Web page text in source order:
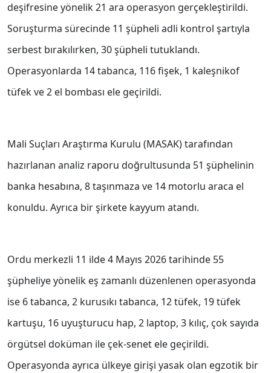
deşifresine yönelik 21 ara operasyon gerçekleştirildi.
Soruşturma sürecinde 11 şüpheli adli kontrol şartıyla
serbest bırakılırken, 30 şüpheli tutuklandı.
Operasyonlarda 14 tabanca, 116 fişek, 1 kaleşnikof
tüfek ve 2 el bombası ele geçirildi.
Mali Suçları Araştırma Kurulu (MASAK) tarafından
hazırlanan analiz raporu doğrultusunda 51 şüphelinin
banka hesabına, 8 taşınmaza ve 14 motorlu araca el
konuldu. Ayrıca bir şirkete kayyum atandı.
Ordu merkezli 11 ilde 4 Mayıs 2026 tarihinde 55
şüpheliye yönelik eş zamanlı düzenlenen operasyonda
ise 6 tabanca, 2 kurusıkı tabanca, 12 tüfek, 19 tüfek
kartuşu, 16 uyuşturucu hap, 2 laptop, 3 kılıç, çok sayıda
örgütsel doküman ile çek-senet ele geçirildi.
Operasyonda ayrıca ülkeye girişi yasak olan egzotik bir